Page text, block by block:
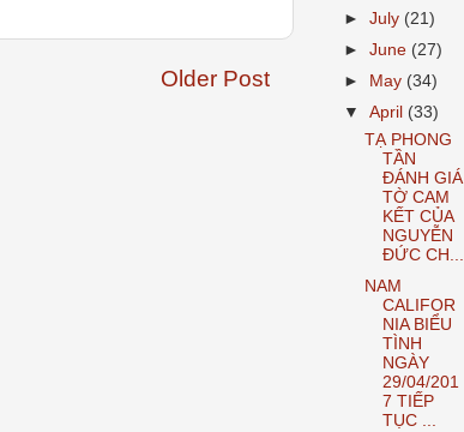
Older Post
►July (21)
►June (27)
►
May (34)
▼April (33)
TẠ PHONG
TẦN
ĐÁNH GIÁ
TỜ CAM
KẾT CỦA
NGUYỄN
ĐỨC CH...
NAM
CALIFOR
NIA BIỂU
TÌNH
NGÀY
29/04/201
7 TIẾP
TỤC ...